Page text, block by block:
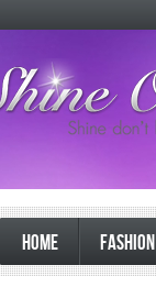
HOME FASHION